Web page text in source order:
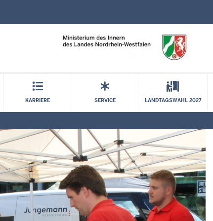
KARRIERE SERVICE LANDTAGSWAHL 2027